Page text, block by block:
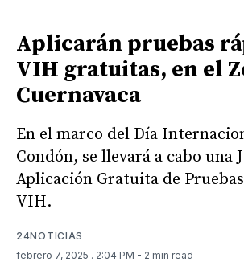
Aplicarán pruebas
VIH gratuitas, en el
Cuernavaca
En el marco del Día
Condón, se llevará a cabo una
Aplicación Gratuita de
VIH.
24NOTICIAS
febrero 7, 2025 . 2:04 PM - 2 min read